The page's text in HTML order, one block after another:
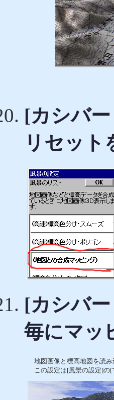
[カシバ
リセット
[カシバ
毎にマッ
地図画像と標高地図を読み
この設定は[風景の設定]の[